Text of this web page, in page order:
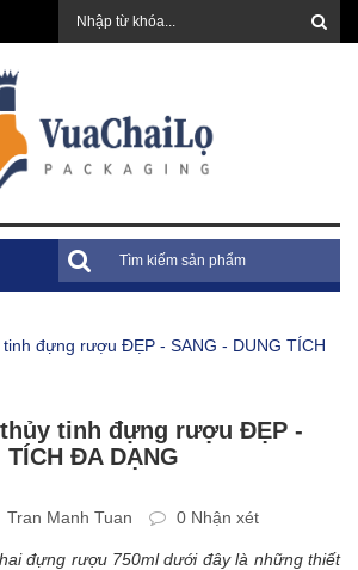
đựng rượu ĐẸP - SANG - DUNG TÍCH
tinh đựng rượu ĐẸP -
TÍCH ĐA DẠNG
Tran Manh Tuan 0 Nhận xét
đựng rượu 750ml dưới đây là những thiết